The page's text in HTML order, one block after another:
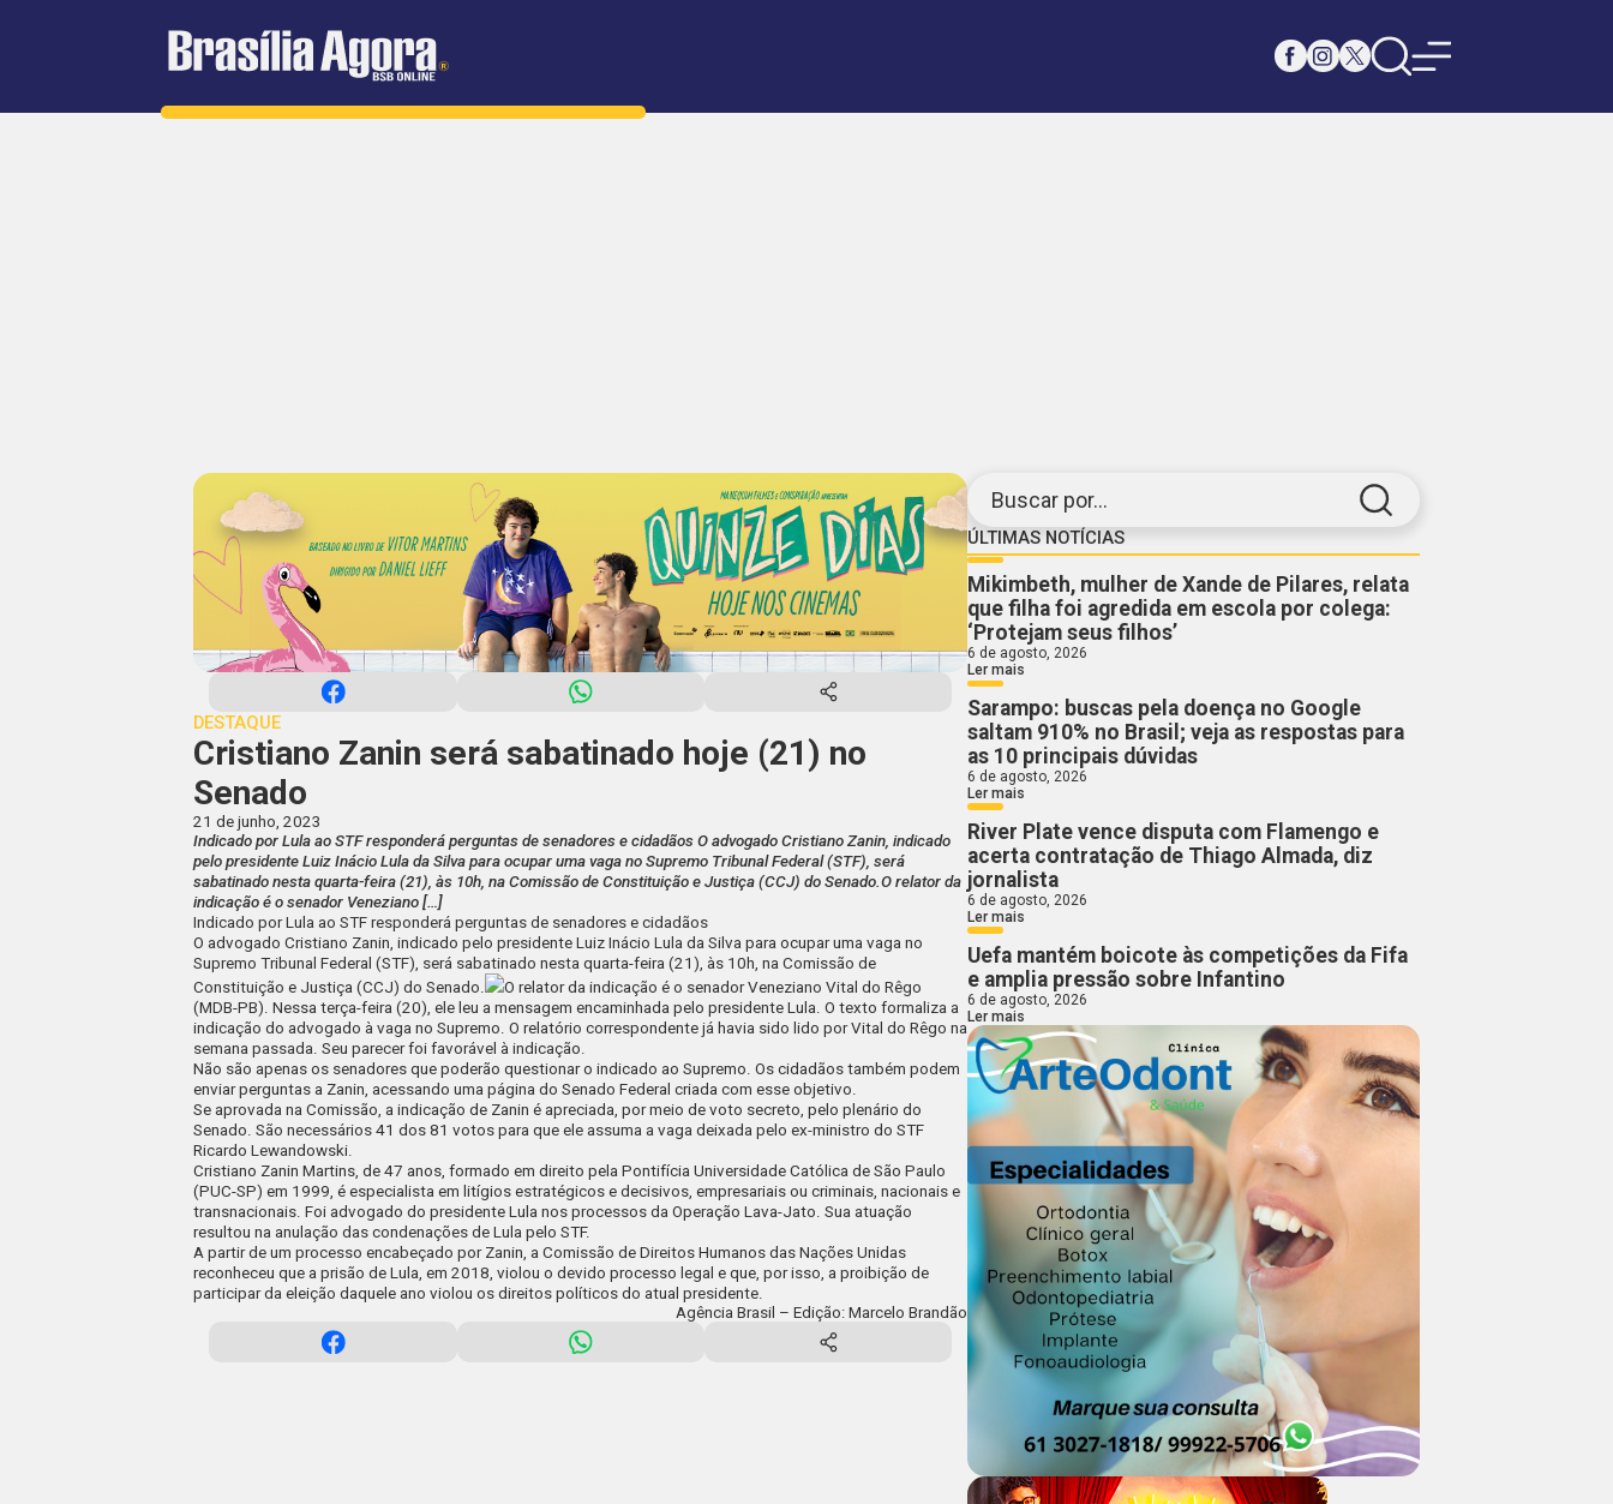
Buscar por...
ÚLTIMAS NOTÍCIAS
Mikimbeth, mulher de Xande de Pilares, relata
que filha foi agredida em escola por colega:
‘Protejam seus filhos’
6 de agosto, 2026
Ler mais
Sarampo: buscas pela doença no Google
saltam 910% no Brasil; veja as respostas para
as 10 principais dúvidas
6 de agosto, 2026
Ler mais
River Plate vence disputa com Flamengo e
acerta contratação de Thiago Almada, diz
jornalista
6 de agosto, 2026
Ler mais
Uefa mantém boicote às competições da Fifa
e amplia pressão sobre Infantino
6 de agosto, 2026
Ler mais
DESTAQUE
Cristiano Zanin será sabatinado hoje (21) no
Senado
21 de junho, 2023
Indicado por Lula ao STF responderá perguntas de senadores e cidadãos O advogado Cristiano Zanin, indicado
pelo presidente Luiz Inácio Lula da Silva para ocupar uma vaga no Supremo Tribunal Federal (STF), será
sabatinado nesta quarta-feira (21), às 10h, na Comissão de Constituição e Justiça (CCJ) do Senado.O relator da
indicação é o senador Veneziano […]
Indicado por Lula ao STF responderá perguntas de senadores e cidadãos
O advogado Cristiano Zanin, indicado pelo presidente Luiz Inácio Lula da Silva para ocupar uma vaga no
Supremo Tribunal Federal (STF), será sabatinado nesta quarta-feira (21), às 10h, na Comissão de
Constituição e Justiça (CCJ) do Senado.
O relator da indicação é o senador Veneziano Vital do Rêgo
(MDB-PB). Nessa terça-feira (20), ele leu a mensagem encaminhada pelo presidente Lula. O texto formaliza a
indicação do advogado à vaga no Supremo. O relatório correspondente já havia sido lido por Vital do Rêgo na
semana passada. Seu parecer foi favorável à indicação.
Não são apenas os senadores que poderão questionar o indicado ao Supremo. Os cidadãos também podem
enviar perguntas a Zanin, acessando uma página do Senado Federal criada com esse objetivo.
Se aprovada na Comissão, a indicação de Zanin é apreciada, por meio de voto secreto, pelo plenário do
Senado. São necessários 41 dos 81 votos para que ele assuma a vaga deixada pelo ex-ministro do STF
Ricardo Lewandowski.
Cristiano Zanin Martins, de 47 anos, formado em direito pela Pontifícia Universidade Católica de São Paulo
(PUC-SP) em 1999, é especialista em litígios estratégicos e decisivos, empresariais ou criminais, nacionais e
transnacionais. Foi advogado do presidente Lula nos processos da Operação Lava-Jato. Sua atuação
resultou na anulação das condenações de Lula pelo STF.
A partir de um processo encabeçado por Zanin, a Comissão de Direitos Humanos das Nações Unidas
reconheceu que a prisão de Lula, em 2018, violou o devido processo legal e que, por isso, a proibição de
participar da eleição daquele ano violou os direitos políticos do atual presidente.
Agência Brasil – Edição: Marcelo Brandão